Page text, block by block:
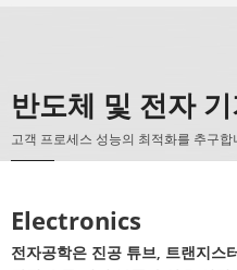
반도체 및 전자 기
고객 프로세스 성능의 최적화를 추구
Electronics
전자공학은 진공 튜브, 트랜지스